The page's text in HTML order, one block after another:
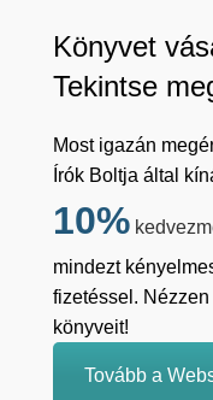
Könyvet
Tekintse
Most igazán
Írók Boltja által
10%
mindezt
fizetéssel.
könyveit!
Tovább a